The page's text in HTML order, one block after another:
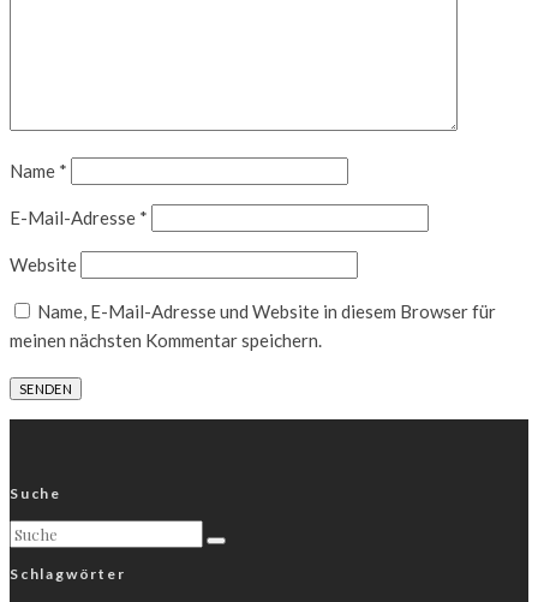
Name *
E-Mail-Adresse *
Website
Name, E-Mail-Adresse und Website in diesem Browser für
meinen nächsten Kommentar speichern.
Suche
Schlagwörter